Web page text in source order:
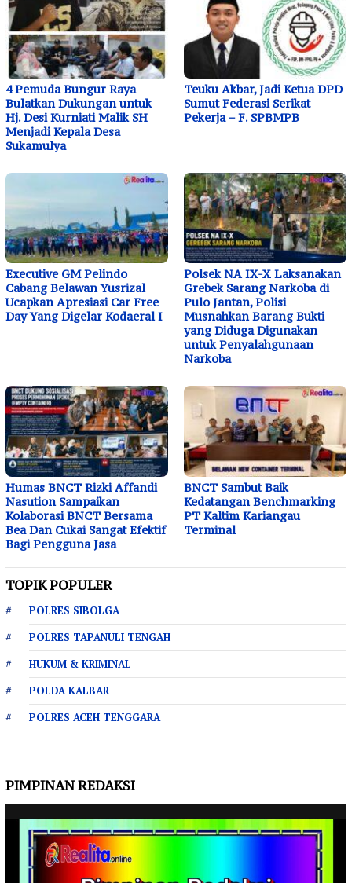
4 Pemuda Bungur Raya
Bulatkan Dukungan untuk
Hj. Desi Kurniati Malik SH
Menjadi Kepala Desa
Sukamulya
Teuku Akbar, Jadi Ketua DPD
Sumut Federasi Serikat
Pekerja – F. SPBMPB
Executive GM Pelindo
Cabang Belawan Yusrizal
Ucapkan Apresiasi Car Free
Day Yang Digelar Kodaeral I
Polsek NA IX-X Laksanakan
Grebek Sarang Narkoba di
Pulo Jantan, Polisi
Musnahkan Barang Bukti
yang Diduga Digunakan
untuk Penyalahgunaan
Narkoba
Humas BNCT Rizki Affandi
Nasution Sampaikan
Kolaborasi BNCT Bersama
Bea Dan Cukai Sangat Efektif
Bagi Pengguna Jasa
BNCT Sambut Baik
Kedatangan Benchmarking
PT Kaltim Kariangau
Terminal
TOPIK POPULER
POLRES SIBOLGA
POLRES TAPANULI TENGAH
HUKUM & KRIMINAL
POLDA KALBAR
POLRES ACEH TENGGARA
PIMPINAN REDAKSI